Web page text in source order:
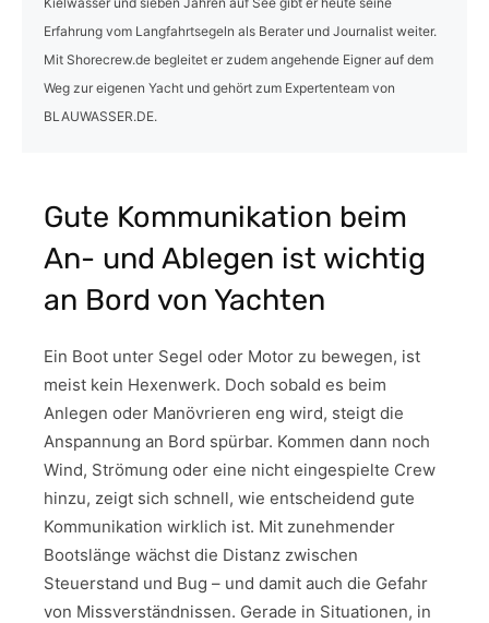
Erfahrung vom Langfahrtsegeln als Berater und Journalist weiter.
Mit Shorecrew.de begleitet er zudem angehende Eigner auf dem
Weg zur eigenen Yacht und gehört zum Expertenteam von
BLAUWASSER.DE.
Gute Kommunikation beim
An- und Ablegen ist wichtig
an Bord von Yachten
Ein Boot unter Segel oder Motor zu bewegen, ist
meist kein Hexenwerk. Doch sobald es beim
Anlegen oder Manövrieren eng wird, steigt die
Anspannung an Bord spürbar. Kommen dann noch
Wind, Strömung oder eine nicht eingespielte Crew
hinzu, zeigt sich schnell, wie entscheidend gute
Kommunikation wirklich ist. Mit zunehmender
Bootslänge wächst die Distanz zwischen
Steuerstand und Bug – und damit auch die Gefahr
von Missverständnissen. Gerade in Situationen, in